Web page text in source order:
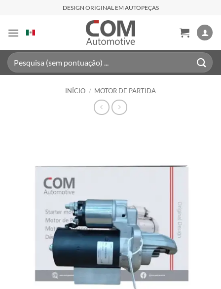
content
DESIGN ORIGINAL EM AUTOPEÇAS
Pesquisar
por:
INÍCIO / MOTOR DE PARTIDA